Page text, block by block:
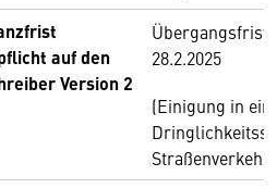
auf den
Version 2
Übergangsfrist
28.2.2025
(Einigung in